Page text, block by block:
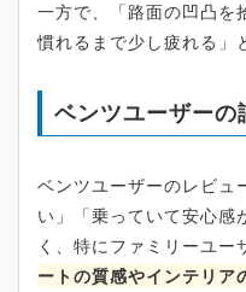
一方で、「路面の凹凸を
慣れるまで少し疲れる」
ベンツユーザーの
ベンツユーザーのレビュ
い」「乗っていて安心感
く、特にファミリーユー
ートの質感やインテリア